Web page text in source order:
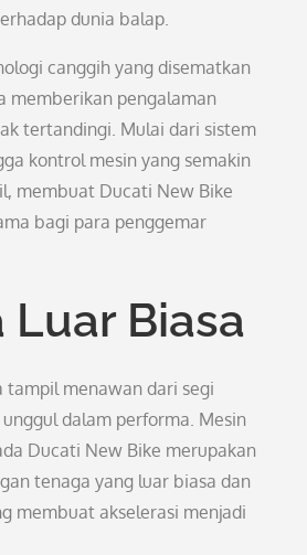
dunia balap.
canggih yang disematkan
memberikan pengalaman
tertandingi. Mulai dari sistem
kontrol mesin yang semakin
membuat Ducati New Bike
bagi para penggemar
Luar Biasa
tampil menawan dari segi
dalam performa. Mesin
Ducati New Bike merupakan
tenaga yang luar biasa dan
membuat akselerasi menjadi